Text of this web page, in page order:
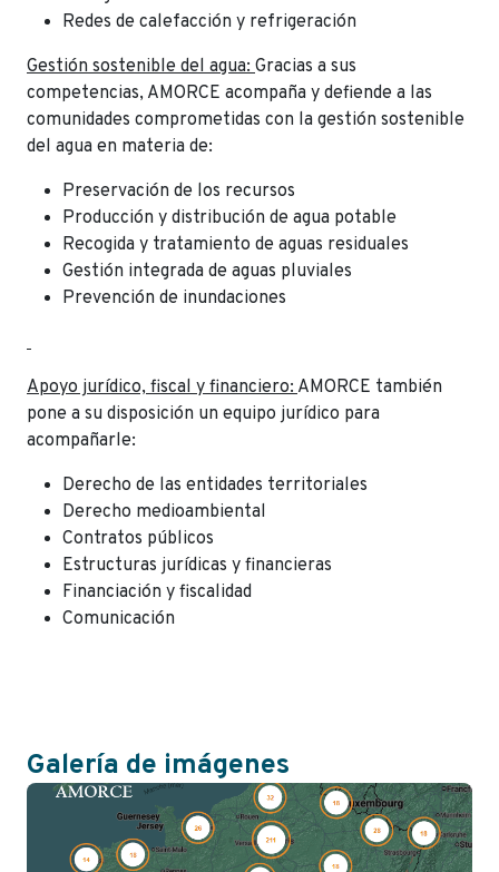
Redes de calefacción y refrigeración
Gestión sostenible del agua: Gracias a sus
competencias, AMORCE acompaña y defiende a las
comunidades comprometidas con la gestión sostenible
del agua en materia de:
Preservación de los recursos
Producción y distribución de agua potable
Recogida y tratamiento de aguas residuales
Gestión integrada de aguas pluviales
Prevención de inundaciones
Apoyo jurídico, fiscal y financiero: AMORCE también
pone a su disposición un equipo jurídico para
acompañarle:
Derecho de las entidades territoriales
Derecho medioambiental
Contratos públicos
Estructuras jurídicas y financieras
Financiación y fiscalidad
Comunicación
Galería de imágenes